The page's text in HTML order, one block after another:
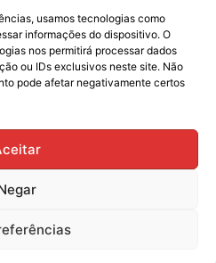
usamos tecnologias como
informações do dispositivo. O
nos permitirá processar dados
ou IDs exclusivos neste site. Não
pode afetar negativamente certos
3523-7539
Newsletter!
Enviar